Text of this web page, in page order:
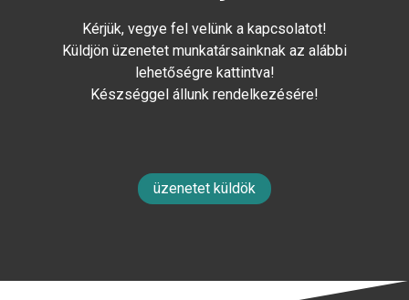
Kérjük, vegye fel velünk a kapcsolatot!
Küldjön üzenetet munkatársainknak az alábbi
lehetőségre kattintva!
Készséggel állunk rendelkezésére!
üzenetet küldök